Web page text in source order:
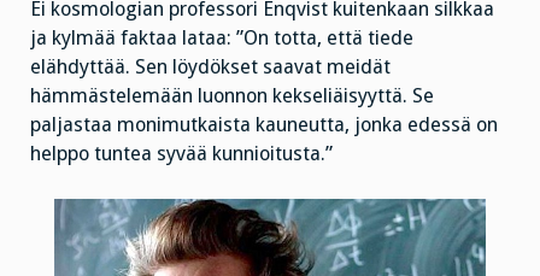
Ei kosmologian professori Enqvist kuitenkaan silkkaa
ja kylmää faktaa lataa: ”On totta, että tiede
elähdyttää. Sen löydökset saavat meidät
hämmästelemään luonnon kekseliäisyyttä. Se
paljastaa monimutkaista kauneutta, jonka edessä on
helppo tuntea syvää kunnioitusta.”